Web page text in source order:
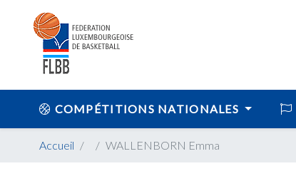
COMPÉTITIONS NATIONALES
Accueil WALLENBORN Emma